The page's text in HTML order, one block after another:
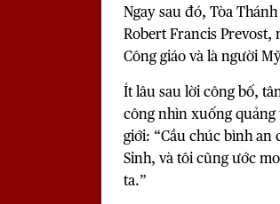
Ngay sau đó, Tòa
Robert Francis Prevost,
Công giáo và là người
Ít lâu sau lời công bố,
công nhìn xuống quảng
giới: “Cầu chúc bình an
Sinh, và tôi cũng ước
ta.”